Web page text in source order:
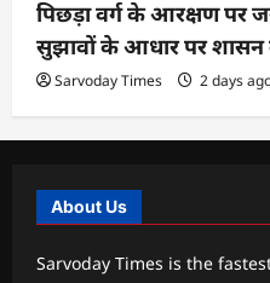
पिछड़ा वर्ग के आरक्षण पर
सुझावों के आधार पर शासन
Sarvoday Times 2 days
About Us
Sarvoday Times is the